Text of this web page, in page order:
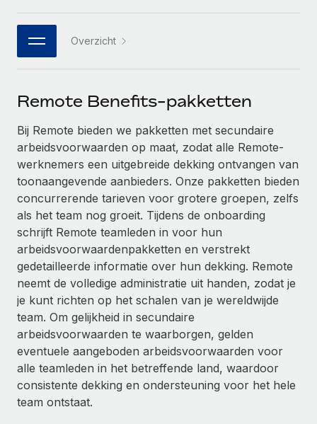
Integraties
Vraag een expert
Krijg hulp van global HR- en juridische experts
Achtergrondonderzoek
Vereenvoudig het screeningsproces van
kandidaten
Compliance Watchtower
Blijf compliance-risico's voor
Apparaatbeheer
Lever en track wereldwijd IT-middelen
Entiteiten oprichten
Stel snel compliant entiteiten op
Mobiliteit en overplaatsing
WERK MET ONS SAMEN
Strategische technologiepartners
Een partner worden
Ontdek hoe je met ons kunt samenwerken
Binnenkort beschikbaar
Integraties en advies over AI-automatiseringen
CASESTUDY'S
Webinars
Newsroom
Inzicht in salaris en talent
Inzichtencentrum
Support
Alle bronnen bekijken
BLOG
EOR en PEO
Contractor Management
Belastingen
Naar de blog
日本語
한국어
Overzicht
Remote Benefits-pakketten
Bij Remote bieden we pakketten met secundaire
arbeidsvoorwaarden op maat, zodat alle Remote-
werknemers een uitgebreide dekking ontvangen van
toonaangevende aanbieders. Onze pakketten bieden
concurrerende tarieven voor grotere groepen, zelfs
als het team nog groeit. Tijdens de onboarding
schrijft Remote teamleden in voor hun
arbeidsvoorwaardenpakketten en verstrekt
gedetailleerde informatie over hun dekking. Remote
neemt de volledige administratie uit handen, zodat je
je kunt richten op het schalen van je wereldwijde
team. Om gelijkheid in secundaire
arbeidsvoorwaarden te waarborgen, gelden
eventuele aangeboden arbeidsvoorwaarden voor
alle teamleden in het betreffende land, waardoor
consistente dekking en ondersteuning voor het hele
team ontstaat.